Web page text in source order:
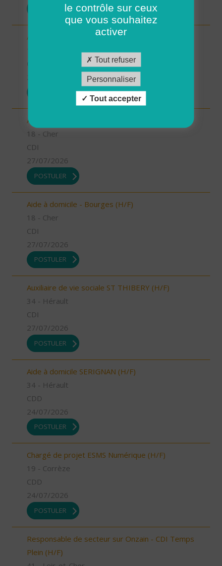
Aide à domicile - Argent/Aubigny (H/F)
Aide à domicile - Saint Martin d'Auxigny (H/F)
18 - Cher
CDI
27/07/2026
POSTULER
Aide à domicile - Bourges (H/F)
18 - Cher
CDI
27/07/2026
POSTULER
Auxiliaire de vie sociale ST THIBERY (H/F)
34 - Hérault
CDI
27/07/2026
POSTULER
Aide à domicile SERIGNAN (H/F)
34 - Hérault
CDD
24/07/2026
POSTULER
Chargé de projet ESMS Numérique (H/F)
19 - Corrèze
CDD
24/07/2026
POSTULER
Responsable de secteur sur Onzain - CDI Temps
Plein (H/F)
le contrôle sur ceux
que vous souhaitez
activer
Tout refuser
Personnaliser
Tout accepter